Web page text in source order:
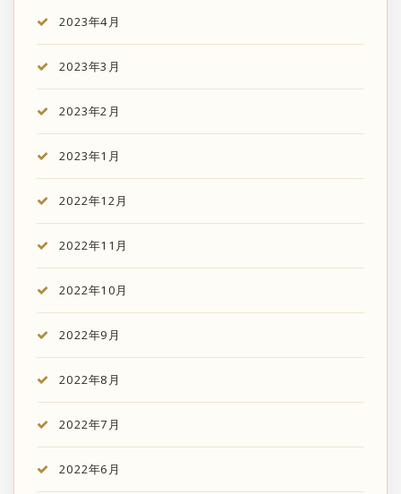
2023年4月
2023年3月
2023年2月
2023年1月
2022年12月
2022年11月
2022年10月
2022年9月
2022年8月
2022年7月
2022年6月